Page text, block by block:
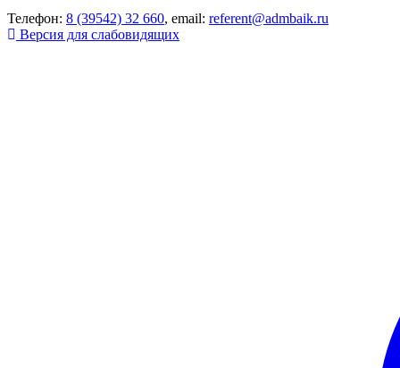
Телефон: 8 (39542) 32 660, email: referent@admbaik.ru
Версия для слабовидящих